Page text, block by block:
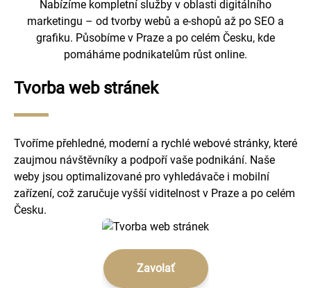
Nabízíme kompletní služby v oblasti digitálního
marketingu – od tvorby webů a e-shopů až po SEO a
grafiku. Působíme v Praze a po celém Česku, kde
pomáháme podnikatelům růst online.
Zavolať
Tvorba web stránek
Tvoříme přehledné, moderní a rychlé webové stránky, které
zaujmou návštěvníky a podpoří vaše podnikání. Naše
weby jsou optimalizované pro vyhledávače i mobilní
zařízení, což zaručuje vyšší viditelnost v Praze a po celém
Česku.